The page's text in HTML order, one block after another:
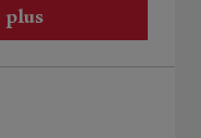
plus